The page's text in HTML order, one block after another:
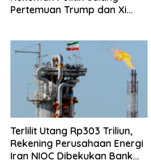
Pertemuan Trump dan Xi
Terlilit Utang Rp303 Triliun,
Rekening Perusahaan Energi
Iran NIOC Dibekukan Bank